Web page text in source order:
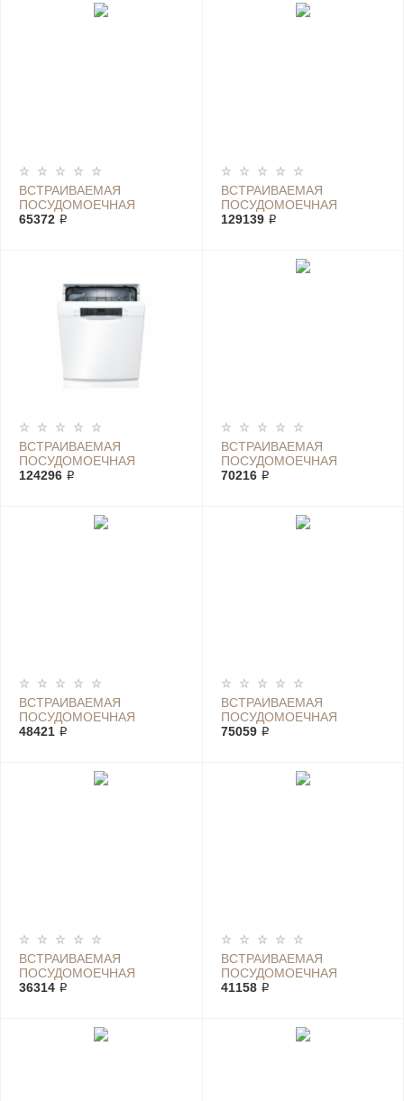
ВСТРАИВАЕМАЯ
ПОСУДОМОЕЧНАЯ
МАШИНА BOSCH SMU
65372 ₽
ВСТРАИВАЕМАЯ
ПОСУДОМОЕЧНАЯ
МАШИНА BOSCH SMU
129139 ₽
ВСТРАИВАЕМАЯ
ПОСУДОМОЕЧНАЯ
МАШИНА BOSCH SMU
124296 ₽
ВСТРАИВАЕМАЯ
ПОСУДОМОЕЧНАЯ
МАШИНА BOSCH SMU
70216 ₽
ВСТРАИВАЕМАЯ
ПОСУДОМОЕЧНАЯ
МАШИНА BOSCH
48421 ₽
ВСТРАИВАЕМАЯ
ПОСУДОМОЕЧНАЯ
МАШИНА BOSCH
75059 ₽
ВСТРАИВАЕМАЯ
ПОСУДОМОЕЧНАЯ
МАШИНА BOSCH
36314 ₽
ВСТРАИВАЕМАЯ
ПОСУДОМОЕЧНАЯ
МАШИНА BOSCH
41158 ₽